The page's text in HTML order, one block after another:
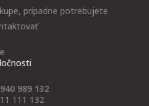
prípadne potrebujete
989 132
111 132